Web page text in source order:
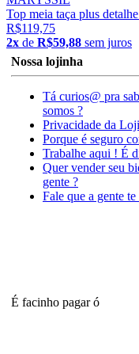
Top meia taça plus
R$119,75
2x de R$59,88 sem juros
Nossa lojinha
Tá curios@ pra
somos ?
Privacidade da
Porque é seguro
Trabalhe aqui ! É
Quer vender seu
gente ?
Fale que a gente te
É facinho pagar ó